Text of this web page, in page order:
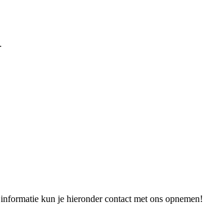
kun je hieronder contact met ons opnemen!